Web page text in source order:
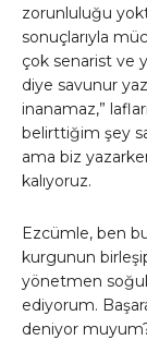
zorunluluğu
sonuçlarıyla
çok senarist ve
diye savunur
inanamaz,”
belirttiğim şey
ama biz
kalıyoruz.
Ezcümle, ben
kurgunun
yönetmen
ediyorum.
deniyor